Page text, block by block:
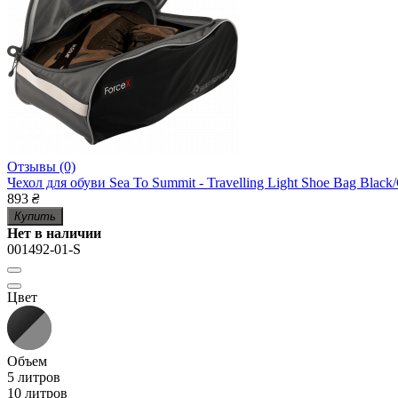
Отзывы (0)
Чехол для обуви Sea To Summit - Travelling Light Shoe Bag Black/
893 ₴
Купить
Нет в наличии
001492-01-S
Цвет
Объем
5 литров
10 литров